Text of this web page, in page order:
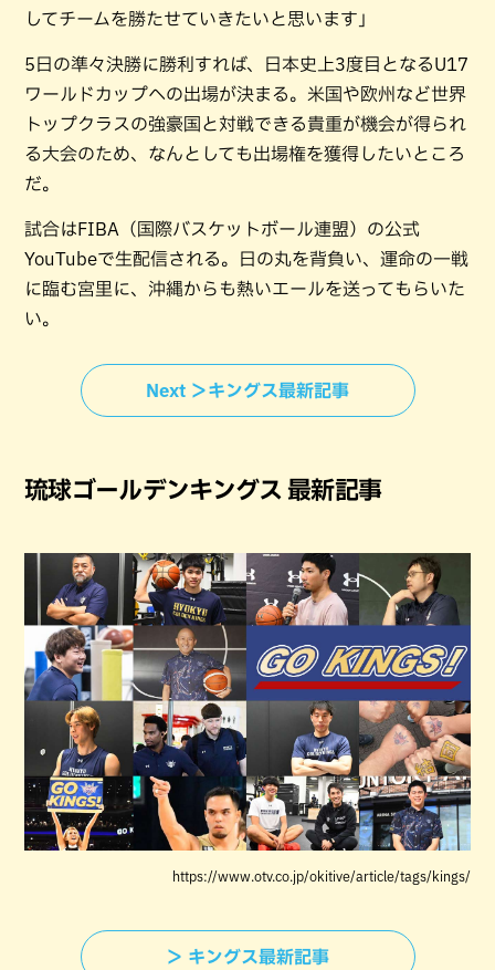
してチームを勝たせていきたいと思います」
5日の準々決勝に勝利すれば、日本史上3度目となるU17
ワールドカップへの出場が決まる。米国や欧州など世界
トップクラスの強豪国と対戦できる貴重が機会が得られ
る大会のため、なんとしても出場権を獲得したいところ
だ。
試合はFIBA（国際バスケットボール連盟）の公式
YouTubeで生配信される。日の丸を背負い、運命の一戦
に臨む宮里に、沖縄からも熱いエールを送ってもらいた
い。
Next ＞キングス最新記事
琉球ゴールデンキングス 最新記事
https://www.otv.co.jp/okitive/article/tags/kings/
＞ キングス最新記事